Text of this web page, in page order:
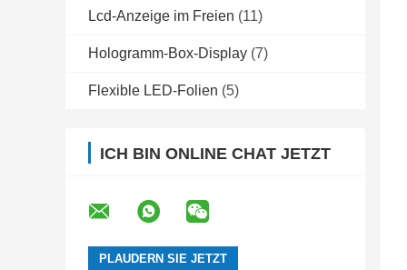
Lcd-Anzeige im Freien (11)
Hologramm-Box-Display (7)
Flexible LED-Folien (5)
ICH BIN ONLINE CHAT JETZT